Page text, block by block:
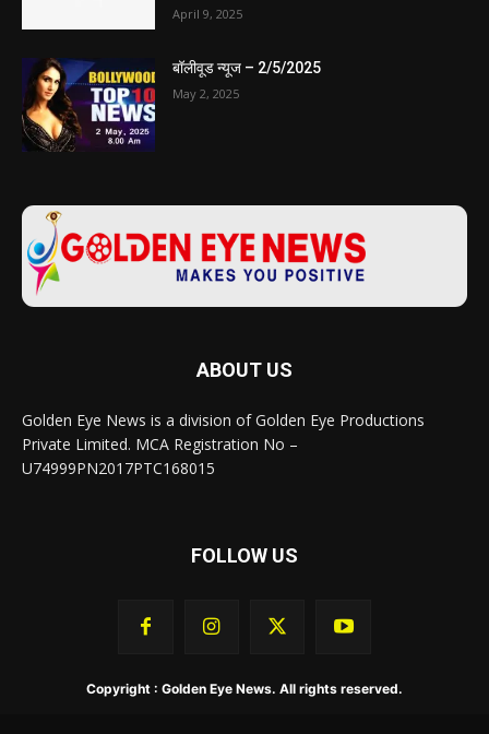
April 9, 2025
बॉलीवूड न्यूज – 2/5/2025
May 2, 2025
ABOUT US
Golden Eye News is a division of Golden Eye Productions
Private Limited. MCA Registration No –
U74999PN2017PTC168015
FOLLOW US
Copyright : Golden Eye News. All rights reserved.